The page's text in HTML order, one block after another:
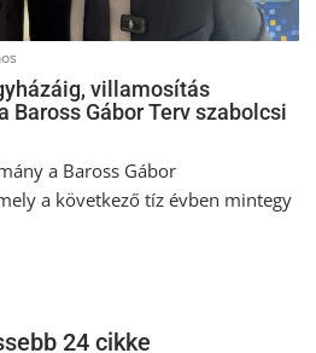
villamosítás
Gábor Terv szabolcsi
a Baross Gábor
a következő tíz évben mintegy
24 cikke